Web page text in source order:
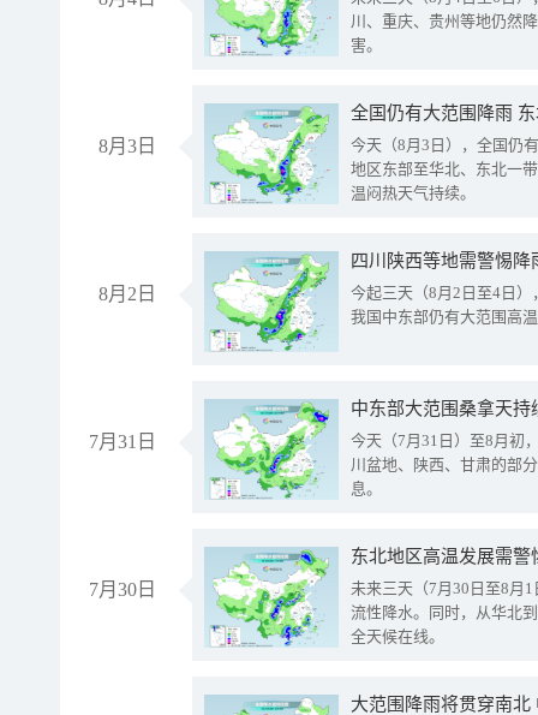
川、重庆、贵州等地仍然
害。
8月3日
全国仍有大范围降雨
今天（8月3日），全国仍
地区东部至华北、东北一
温闷热天气持续。
8月2日
今起三天（8月2日至4日
我国中东部仍有大范围高
7月31日
中东部大范围桑拿天
今天（7月31日）至8月初
川盆地、陕西、甘肃的部
息。
7月30日
东北地区高温发展需
未来三天（7月30日至8月
流性降水。同时，从华北
全天候在线。
大范围降雨将贯穿南